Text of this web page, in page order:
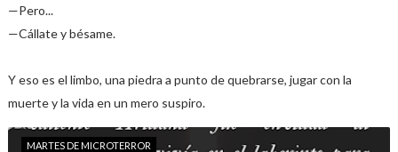
—Pero...
—Cállate y bésame.
Y eso es el limbo, una piedra a punto de quebrarse, jugar con la
muerte y la vida en un mero suspiro.
MARTES DE MICROTERROR